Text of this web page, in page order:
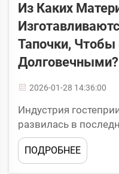
Из Каких
Тапочки,
Долговечными?
2026-01-28 14:36:00
Индустрия
развилась в
удобство гостей
для отельеров по
удобств,
ПОДРОБНЕЕ